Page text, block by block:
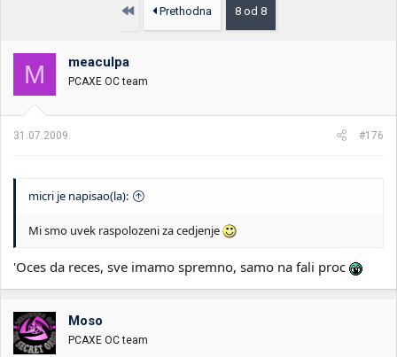
k
t
e
m
o
k
e
a
Prvo Prethodna 8 od 8
M meaculpa
PCAXE OC team
31.07.2009. #176
micri je napisao(la):
Mi smo uvek raspolozeni za cedjenje
'Oces da reces, sve imamo spremno, samo na fali proc
Moso
PCAXE OC team